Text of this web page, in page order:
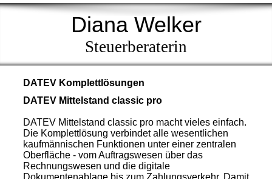
Diana Welker
Steuerberaterin
DATEV Komplettlösungen
DATEV Mittelstand classic pro
DATEV Mittelstand classic pro macht vieles einfach.
Die Komplettlösung verbindet alle wesentlichen
kaufmännischen Funktionen unter einer zentralen
Oberfläche - vom Auftragswesen über das
Rechnungswesen und die digitale